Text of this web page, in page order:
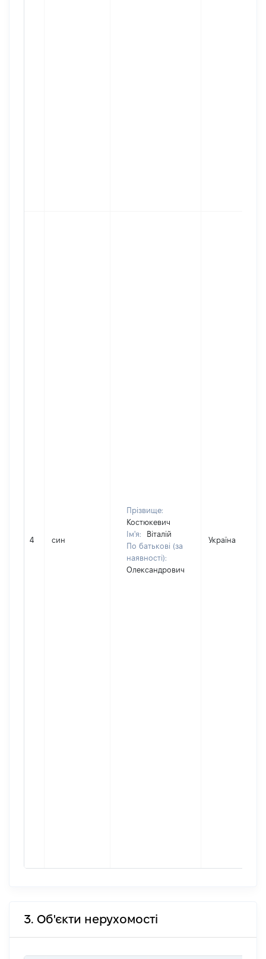
4 син
Прізвище:
Костюкевич
Ім'я:
Віталій
По батькові (за
наявності):
Олександрович
Україна
3. Об'єкти нерухомості